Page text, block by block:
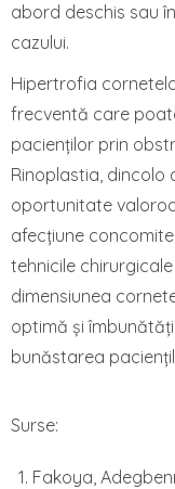
abord deschis sau
cazului.
Hipertrofia
frecventă care
pacienților prin
Rinoplastia, dincolo
oportunitate
afecțiune
tehnicile
dimensiunea
optimă și
bunăstarea
Surse:
Fakoya,